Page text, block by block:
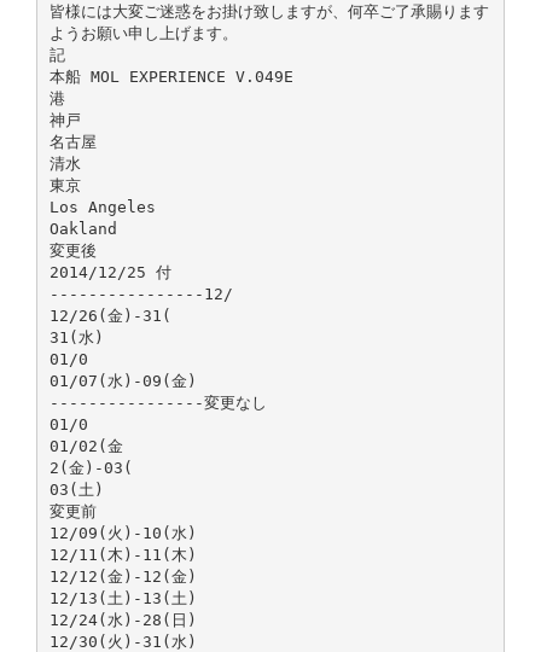
皆様には大変ご迷惑をお掛け致しますが、何卒ご了承賜ります
ようお願い申し上げます。
記
本船 MOL EXPERIENCE V.049E
港
神戸
名古屋
清水
東京
Los Angeles
Oakland
変更後
2014/12/25 付
----------------12/
12/26(金)-31(
31(水)
01/0
01/07(水)-09(金)
----------------変更なし
01/0
01/02(金
2(金)-03(
03(土)
変更前
12/09(火)-10(水)
12/11(木)-11(木)
12/12(金)-12(金)
12/13(土)-13(土)
12/24(水)-28(日)
12/30(火)-31(水)